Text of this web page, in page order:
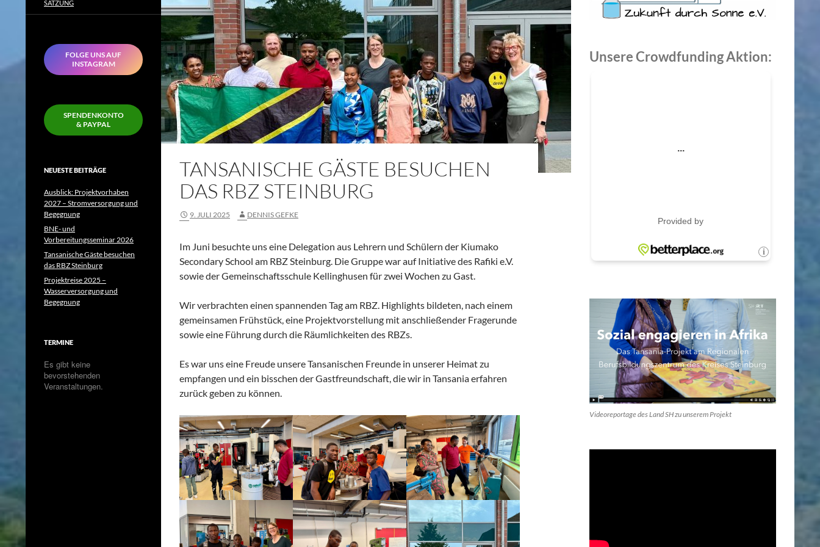
TANSANISCHE GÄSTE BESUCHEN
DAS RBZ STEINBURG
9. JULI 2025 DENNIS GEFKE
Im Juni besuchte uns eine Delegation aus Lehrern und Schülern der Kiumako
Secondary School am RBZ Steinburg. Die Gruppe war auf Initiative des Rafiki e.V.
sowie der Gemeinschaftsschule Kellinghusen für zwei Wochen zu Gast.
Wir verbrachten einen spannenden Tag am RBZ. Highlights bildeten, nach einem
gemeinsamen Frühstück, eine Projektvorstellung mit anschließender Fragerunde
sowie eine Führung durch die Räumlichkeiten des RBZs.
Es war uns eine Freude unsere Tansanischen Freunde in unserer Heimat zu
empfangen und ein bisschen der Gastfreundschaft, die wir in Tansania erfahren
zurück geben zu können.
Unsere Crowdfunding Aktion:
Videoreportage des Land SH zu unserem Projekt
SATZUNG
FOLGE UNS AUF
INSTAGRAM
SPENDENKONTO
& PAYPAL
NEUESTE BEITRÄGE
Ausblick: Projektvorhaben
2027 – Stromversorgung und
Begegnung
BNE- und
Vorbereitungsseminar 2026
Tansanische Gäste besuchen
das RBZ Steinburg
Projektreise 2025 –
Wasserversorgung und
Begegnung
TERMINE
Es gibt keine
bevorstehenden
Veranstaltungen.